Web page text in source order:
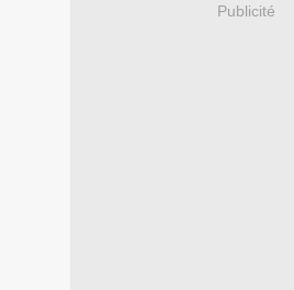
Publicité